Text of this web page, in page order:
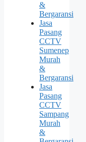
&
Bergaransi
Jasa
Pasang
CCTV
Sumenep
Murah
&
Bergaransi
Jasa
Pasang
CCTV
Sampang
Murah
&